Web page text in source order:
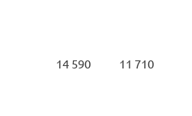
14 590 11 710